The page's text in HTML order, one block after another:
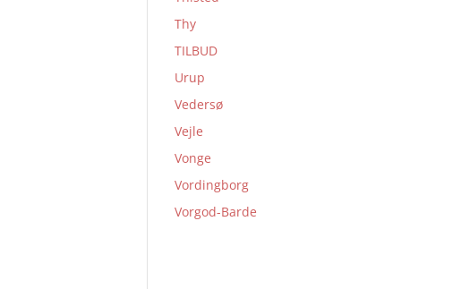
Thy
TILBUD
Urup
Vedersø
Vejle
Vonge
Vordingborg
Vorgod-Barde